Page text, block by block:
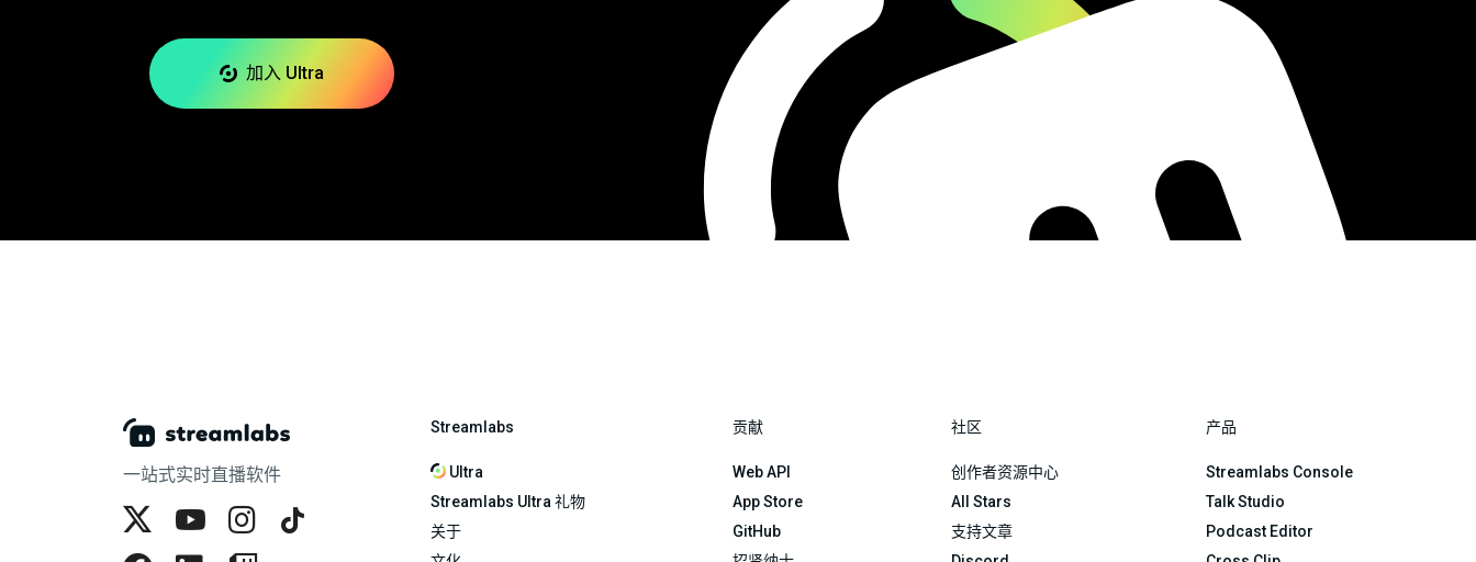
加入 Ultra
一站式实时直播软件
Streamlabs
Ultra
Streamlabs Ultra 礼物
关于
贡献
Web API
App Store
GitHub
社区
创作者资源中心
All Stars
支持文章
产品
Streamlabs Console
Talk Studio
Podcast Editor